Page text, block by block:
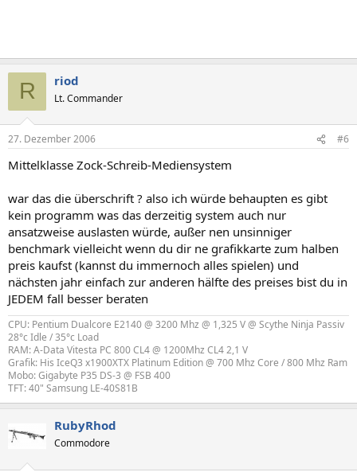
R riod
Lt. Commander
27. Dezember 2006 #6
Mittelklasse Zock-Schreib-Mediensystem
war das die überschrift ? also ich würde behaupten es gibt
kein programm was das derzeitig system auch nur
ansatzweise auslasten würde, außer nen unsinniger
benchmark vielleicht wenn du dir ne grafikkarte zum halben
preis kaufst (kannst du immernoch alles spielen) und
nächsten jahr einfach zur anderen hälfte des preises bist du in
JEDEM fall besser beraten
CPU: Pentium Dualcore E2140 @ 3200 Mhz @ 1,325 V @ Scythe Ninja Passiv
28°c Idle / 35°c Load
RAM: A-Data Vitesta PC 800 CL4 @ 1200Mhz CL4 2,1 V
Grafik: His IceQ3 x1900XTX Platinum Edition @ 700 Mhz Core / 800 Mhz Ram
Mobo: Gigabyte P35 DS-3 @ FSB 400
TFT: 40" Samsung LE-40S81B
RubyRhod
Commodore